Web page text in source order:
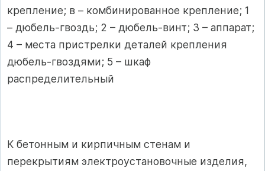
крепление; в – комбинированное крепление; 1
– дюбель-гвоздь; 2 – дюбель-винт; 3 – аппарат;
4 – места пристрелки деталей крепления
дюбель-гвоздями; 5 – шкаф
распределительный
К бетонным и кирпичным стенам и
перекрытиям электроустановочные изделия,